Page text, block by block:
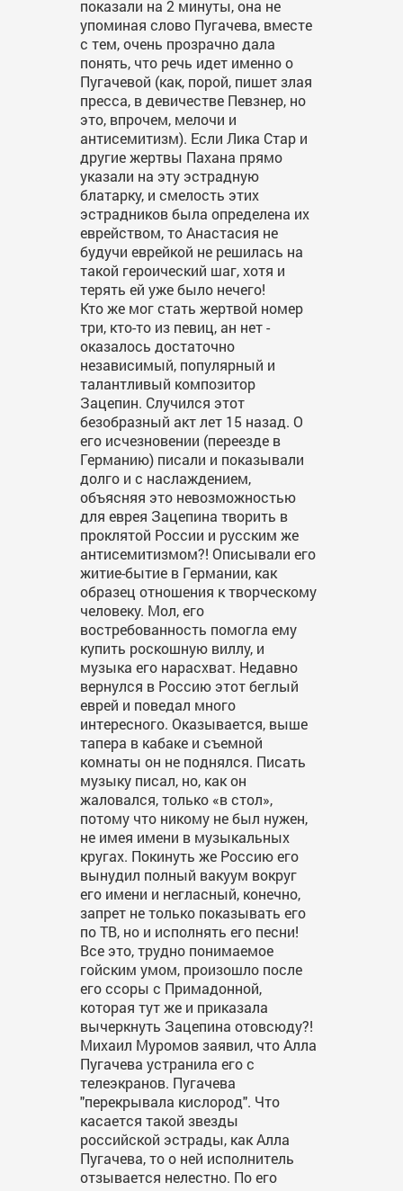
показали на 2 минуты, она не
упоминая слово Пугачева, вместе
с тем, очень прозрачно дала
понять, что речь идет именно о
Пугачевой (как, порой, пишет злая
пресса, в девичестве Певзнер, но
это, впрочем, мелочи и
антисемитизм). Если Лика Стар и
другие жертвы Пахана прямо
указали на эту эстрадную
блатарку, и смелость этих
эстрадников была определена их
еврейством, то Анастасия не
будучи еврейкой не решилась на
такой героический шаг, хотя и
терять ей уже было нечего!
Кто же мог стать жертвой номер
три, кто-то из певиц, ан нет -
оказалось достаточно
независимый, популярный и
талантливый композитор
Зацепин. Случился этот
безобразный акт лет 15 назад. О
его исчезновении (переезде в
Германию) писали и показывали
долго и с наслаждением,
объясняя это невозможностью
для еврея Зацепина творить в
проклятой России и русским же
антисемитизмом?! Описывали его
житие-бытие в Германии, как
образец отношения к творческому
человеку. Мол, его
востребованность помогла ему
купить роскошную виллу, и
музыка его нарасхват. Недавно
вернулся в Россию этот беглый
еврей и поведал много
интересного. Оказывается, выше
тапера в кабаке и съемной
комнаты он не поднялся. Писать
музыку писал, но, как он
жаловался, только «в стол»,
потому что никому не был нужен,
не имея имени в музыкальных
кругах. Покинуть же Россию его
вынудил полный вакуум вокруг
его имени и негласный, конечно,
запрет не только показывать его
по ТВ, но и исполнять его песни!
Все это, трудно понимаемое
гойским умом, произошло после
его ссоры с Примадонной,
которая тут же и приказала
вычеркнуть Зацепина отовсюду?!
Михаил Муромов заявил, что Алла
Пугачева устранила его с
телеэкранов. Пугачева
"перекрывала кислород". Что
касается такой звезды
российской эстрады, как Алла
Пугачева, то о ней исполнитель
отзывается нелестно. По его